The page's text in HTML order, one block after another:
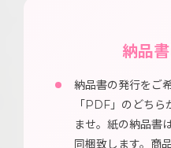
納品
納品書の発行をご
「PDF」のどち
ませ。紙の納品書
同梱致します。商